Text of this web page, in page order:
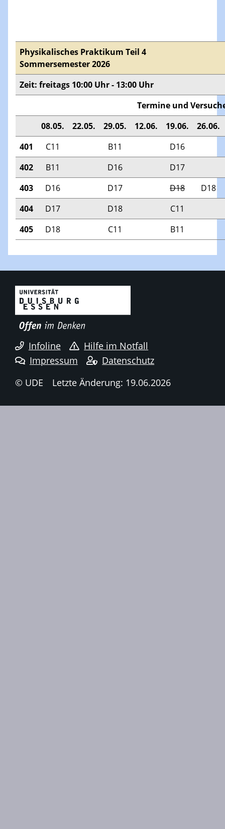
Physikalisches Praktikum Teil 4
Sommersemester 2026
Zeit: freitags 10:00 Uhr - 13:00 Uhr
Termine und
08.05.
22.05. 29.05. 12.06. 19.06.
26.06.
401
C11 B11
D16
402
B11 D16
D17
403
D16 D17 D18
D18
404
D17 D18
C11
405
D18 C11 B11
Infoline
Hilfe im Notfall
Impressum
Datenschutz
© UDE
Letzte Änderung: 19.06.2026